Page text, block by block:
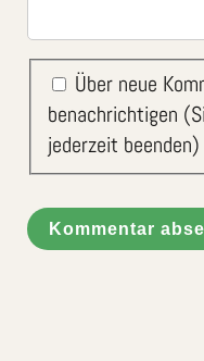
Über neue
benachrichtigen
jederzeit beenden)
Kommentar